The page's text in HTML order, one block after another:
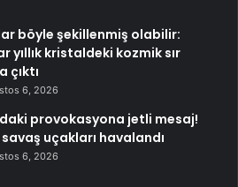
böyle şekillenmiş olabilir:
yıllık kristaldeki kozmik sır
çıktı
6, 2026
provokasyona jetli mesaj!
uçakları havalandı
6, 2026